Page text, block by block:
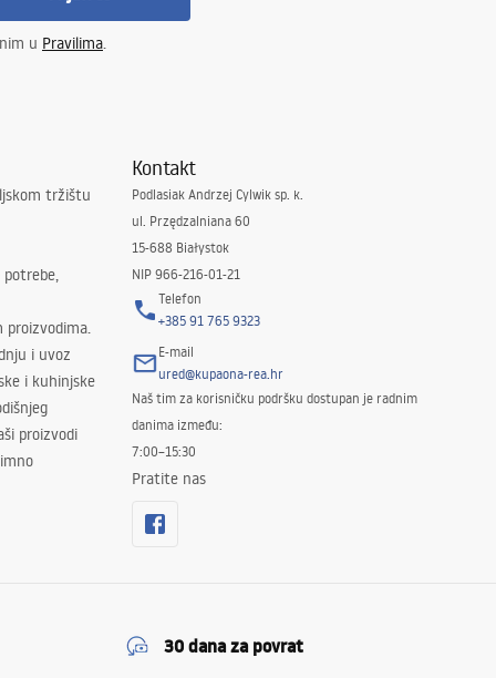
u Pravilima.
tržištu
potrebe,
i uvoz
i kuhinjske
proizvodi
Kontakt
Podlasiak Andrzej Cylwik sp. k.
ul. Przędzalniana 60
15-688 Białystok
NIP 966-216-01-21
Telefon
+385 91 765 9323
E-mail
ured@kupaona-rea.hr
Naš tim za korisničku podršku dostupan je radnim
danima između:
7:00–15:30
Pratite nas
30 dana za povrat